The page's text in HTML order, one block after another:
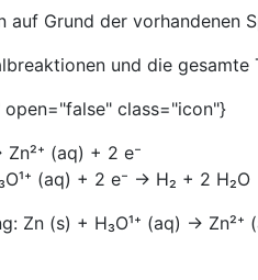
auf Grund der vorhandenen
und die gesamte
class="icon"}
(aq) + 2 e⁻
(aq) + 2 e⁻ → H₂ + 2 H₂O
Zn (s) + H₃O¹⁺ (aq) → Zn²⁺